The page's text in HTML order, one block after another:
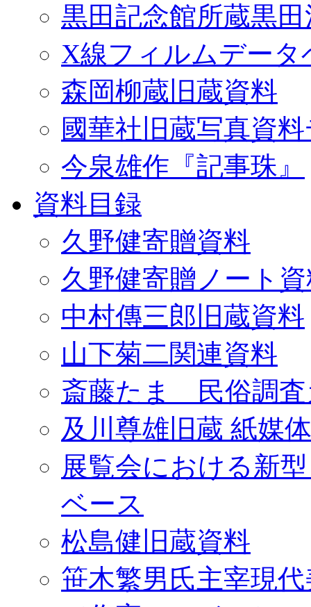
黒田記念館所蔵黒
X線フィルムデータ
森岡柳蔵旧蔵資料
國華社旧蔵写真資
今泉雄作『記事珠』
資料目録
久野健寄贈資料
久野健寄贈ノート
中村傳三郎旧蔵資料
山下菊二関連資料
斎藤たま 民俗調査
及川尊雄旧蔵 紙媒
展覧会における新
ベース
松島健旧蔵資料
笹木繁男氏主宰現